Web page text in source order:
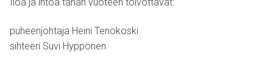
puheenjohtaja Heini Tenokoski
sihteeri Suvi Hyppönen